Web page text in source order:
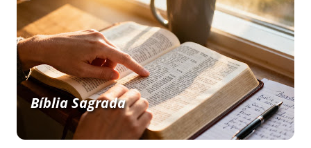
Bíblia Sagrada